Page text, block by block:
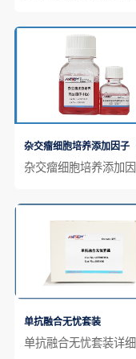
单抗融合无忧套装
单抗融合无忧套装详细